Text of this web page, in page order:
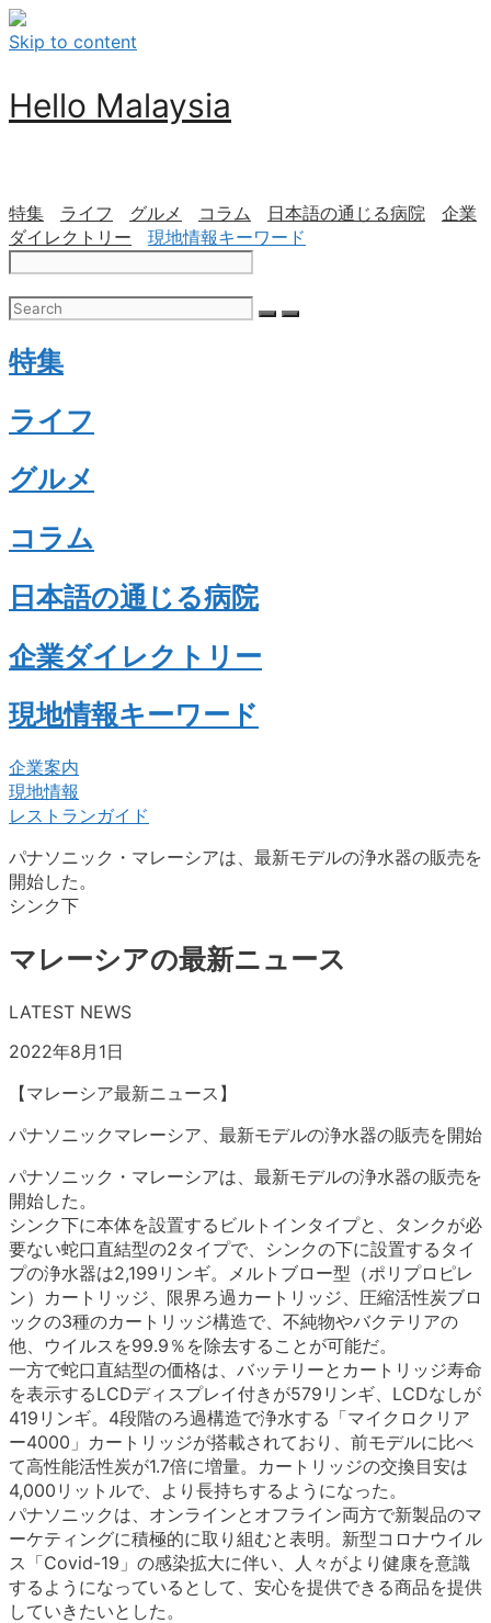
Skip to content
Hello Malaysia
特集 ライフ グルメ コラム 日本語の通じる病院
企業
ダイレクトリー
現地情報キーワード
特集
ライフ
グルメ
コラム
日本語の通じる病院
企業ダイレクトリー
現地情報キーワード
企業案内
現地情報
レストランガイド
パナソニック・マレーシアは、最新モデルの浄水器の販売を
開始した。
シンク下
マレーシアの最新ニュース
LATEST NEWS
2022年8月1日
【マレーシア最新ニュース】
パナソニックマレーシア、最新モデルの浄水器の販売を開始
パナソニック・マレーシアは、最新モデルの浄水器の販売を
開始した。
シンク下に本体を設置するビルトインタイプと、タンクが必
要ない蛇口直結型の2タイプで、シンクの下に設置するタイ
プの浄水器は2,199リンギ。メルトブロー型（ポリプロピレ
ン）カートリッジ、限界ろ過カートリッジ、圧縮活性炭ブロ
ックの3種のカートリッジ構造で、不純物やバクテリアの
他、ウイルスを99.9％を除去することが可能だ。
一方で蛇口直結型の価格は、バッテリーとカートリッジ寿命
を表示するLCDディスプレイ付きが579リンギ、LCDなしが
419リンギ。4段階のろ過構造で浄水する「マイクロクリア
ー4000」カートリッジが搭載されており、前モデルに比べ
て高性能活性炭が1.7倍に増量。カートリッジの交換目安は
4,000リットルで、より長持ちするようになった。
パナソニックは、オンラインとオフライン両方で新製品のマ
ーケティングに積極的に取り組むと表明。新型コロナウイル
ス「Covid-19」の感染拡大に伴い、人々がより健康を意識
するようになっているとして、安心を提供できる商品を提供
していきたいとした。